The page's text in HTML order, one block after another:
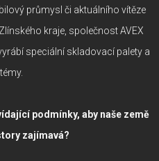
průmysl či aktuálního vítěze
kraje, společnost AVEX
speciální skladovací palety a
podmínky, aby naše země
zajímavá?